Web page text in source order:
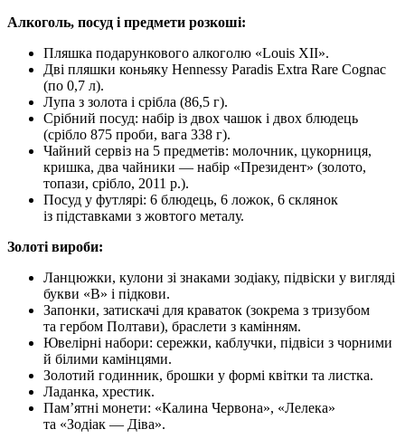
Алкоголь, посуд і предмети розкоші:
Пляшка подарункового алкоголю «Louis XII».
Дві пляшки коньяку Hennessy Paradis Extra Rare Cognac
(по 0,7 л).
Лупа з золота і срібла (86,5 г).
Срібний посуд: набір із двох чашок і двох блюдець
(срібло 875 проби, вага 338 г).
Чайний сервіз на 5 предметів: молочник, цукорниця,
кришка, два чайники — набір «Президент» (золото,
топази, срібло, 2011 р.).
Посуд у футлярі: 6 блюдець, 6 ложок, 6 склянок
із підставками з жовтого металу.
Золоті вироби:
Ланцюжки, кулони зі знаками зодіаку, підвіски у вигляді
букви «В» і підкови.
Запонки, затискачі для краваток (зокрема з тризубом
та гербом Полтави), браслети з камінням.
Ювелірні набори: сережки, каблучки, підвіси з чорними
й білими камінцями.
Золотий годинник, брошки у формі квітки та листка.
Ладанка, хрестик.
Пам’ятні монети: «Калина Червона», «Лелека»
та «Зодіак — Діва».